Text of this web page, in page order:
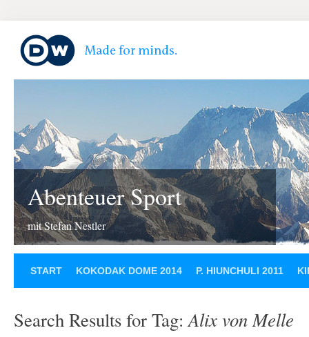
Abenteuer Sport
mit Stefan Nestler
START KOKODAK DOME 2014 P. HIUNCHULI 2011
Search Results for Tag:Alix von Melle